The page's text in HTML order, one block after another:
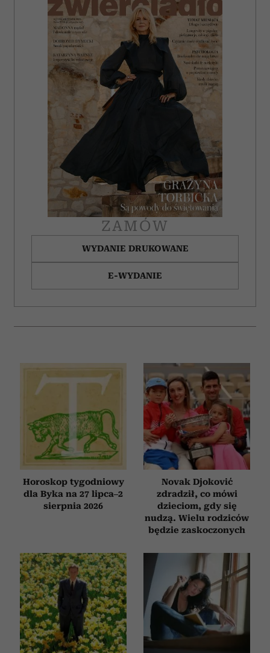
i reklam, aby oferować funkcje społecznościowe i
analizować ruch w naszej witrynie. Informacje o tym, jak
korzystasz z naszej witryny, udostępniamy partnerom
społecznościowym, reklamowym i analitycznym.
Partnerzy mogą połączyć te informacje z innymi danymi
otrzymanymi od Ciebie lub uzyskanymi podczas
korzystania z ich usług.
ZAMÓW
WYDANIE DRUKOWANE
E-WYDANIE
Horoskop tygodniowy
dla Byka na 27 lipca–2
sierpnia 2026
Novak Djoković
zdradził, co mówi
dzieciom, gdy się
nudzą. Wielu rodziców
będzie zaskoczonych